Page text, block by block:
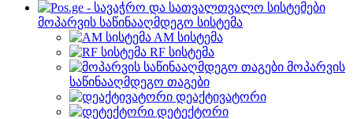
მოპარვის საწინააღმდეგო სისტემა
AM სისტემა
RF სისტემა
მოპარვის
საწინააღმდეგო თაგები
დეაქტივატორი
დეტექტორი